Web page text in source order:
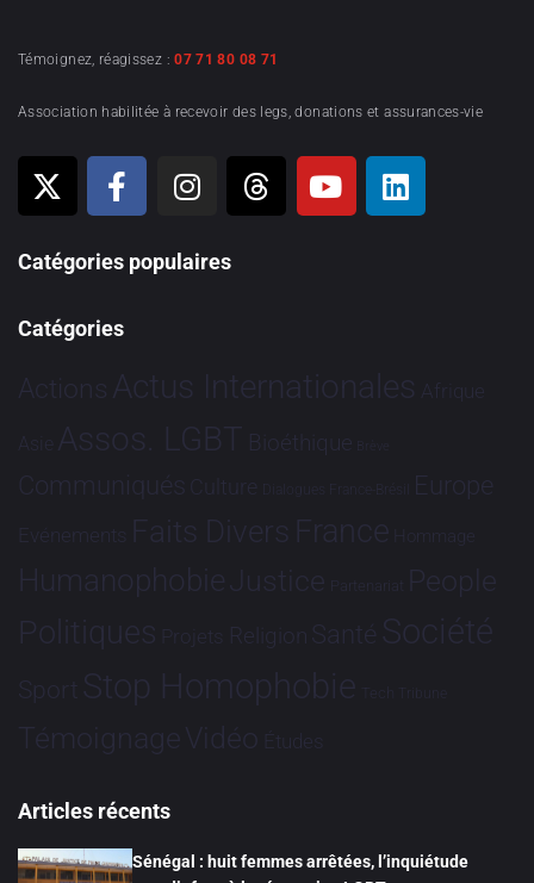
Témoignez, réagissez :07 71 80 08 71
Association habilitée à recevoir des legs, donations et assurances-vie
Catégories populaires
Catégories
Actions Actus Internationales Afrique
Asie Assos. LGBT Bioéthique Brève
Communiqués Culture Dialogues France-Brésil Europe
Evénements Faits Divers France Hommage
HumanophobieJustice Partenariat People
Politiques Projets Religion Santé Société
Sport Stop Homophobie Tech Tribune
TémoignageVidéo Études
Articles récents
Sénégal : huit femmes arrêtées, l’inquiétude